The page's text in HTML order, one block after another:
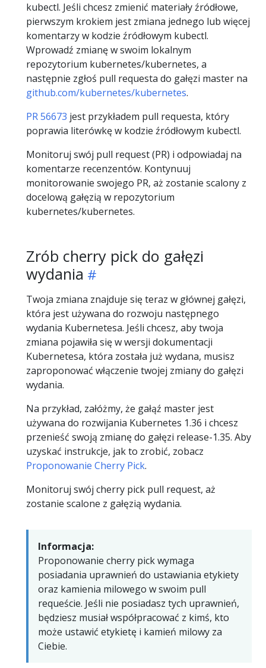
kubectl. Jeśli chcesz zmienić materiały źródłowe,
pierwszym krokiem jest zmiana jednego lub więcej
komentarzy w kodzie źródłowym kubectl.
Wprowadź zmianę w swoim lokalnym
repozytorium kubernetes/kubernetes, a
następnie zgłoś pull requesta do gałęzi master na
github.com/kubernetes/kubernetes.
PR 56673 jest przykładem pull requesta, który
poprawia literówkę w kodzie źródłowym kubectl.
Monitoruj swój pull request (PR) i odpowiadaj na
komentarze recenzentów. Kontynuuj
monitorowanie swojego PR, aż zostanie scalony z
docelową gałęzią w repozytorium
kubernetes/kubernetes.
Zrób cherry pick do gałęzi
wydania
Twoja zmiana znajduje się teraz w głównej gałęzi,
która jest używana do rozwoju następnego
wydania Kubernetesa. Jeśli chcesz, aby twoja
zmiana pojawiła się w wersji dokumentacji
Kubernetesa, która została już wydana, musisz
zaproponować włączenie twojej zmiany do gałęzi
wydania.
Na przykład, załóżmy, że gałąź master jest
używana do rozwijania Kubernetes 1.36 i chcesz
przenieść swoją zmianę do gałęzi release-1.35. Aby
uzyskać instrukcje, jak to zrobić, zobacz
Proponowanie Cherry Pick.
Monitoruj swój cherry pick pull request, aż
zostanie scalone z gałęzią wydania.
Informacja:
Proponowanie cherry pick wymaga
posiadania uprawnień do ustawiania etykiety
oraz kamienia milowego w swoim pull
requeście. Jeśli nie posiadasz tych uprawnień,
będziesz musiał współpracować z kimś, kto
może ustawić etykietę i kamień milowy za
Ciebie.